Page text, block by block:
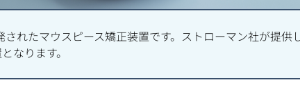
れたマウスピース矯正装置です。ストローマン社が提供
なります。